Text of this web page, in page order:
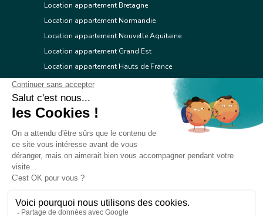
Location appartement Bretagne
Location appartement Normandie
Location appartement Nouvelle Aquitaine
Location appartement Grand Est
Location appartement Hauts de France
Location appartement Ile de France
Location appartement Centre Val de Loire
Location appartement Occitanie
Location appartement Provence Alpes Côte d'Azur
Location appartement Corse